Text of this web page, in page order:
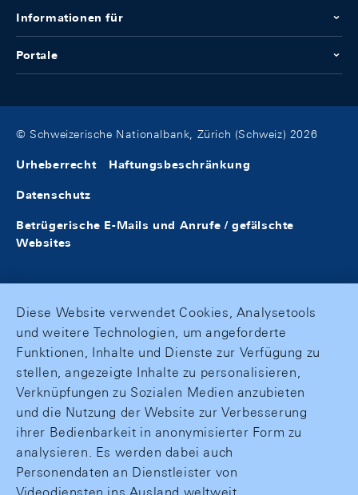
Informationen für
Portale
© Schweizerische Nationalbank, Zürich (Schweiz) 2026
Urheberrecht Haftungsbeschränkung
Datenschutz
Betrügerische E-Mails und Anrufe / gefälschte
Websites
Diese Website verwendet Cookies, Analysetools
und weitere Technologien, um angeforderte
Funktionen, Inhalte und Dienste zur Verfügung zu
stellen, angezeigte Inhalte zu personalisieren,
Verknüpfungen zu Sozialen Medien anzubieten
und die Nutzung der Website zur Verbesserung
ihrer Bedienbarkeit in anonymisierter Form zu
analysieren. Es werden dabei auch
Personendaten an Dienstleister von